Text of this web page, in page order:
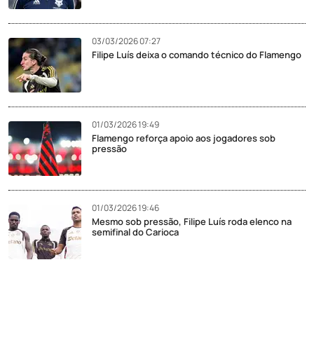
03/03/2026 07:27
Filipe Luís deixa o comando técnico do Flamengo
01/03/2026 19:49
Flamengo reforça apoio aos jogadores sob
pressão
01/03/2026 19:46
Mesmo sob pressão, Filipe Luís roda elenco na
semifinal do Carioca